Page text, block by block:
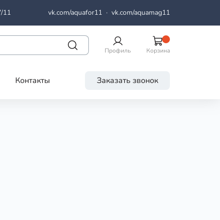
11 vk.com/aquafor11· vk.com/aquamag11
Профиль Корзина
Контакты Заказать звонок